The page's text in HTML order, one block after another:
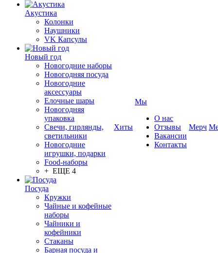
Акустика
Колонки
Наушники
VK Капсулы
Новый год
Новогодние наборы
Новогодняя посуда
Новогодние
аксессуары
Елочные шары
Новогодняя
упаковка
Свечи, гирлянды,
светильники
Новогодние
игрушки, подарки
Food-наборы
+ ЕЩЕ 4
Посуда
Кружки
Чайные и кофейные
наборы
Чайники и
кофейники
Стаканы
Барная посуда и
Хиты
Мы
О нас
Отзывы
Вакансии
Контакты
Мерч